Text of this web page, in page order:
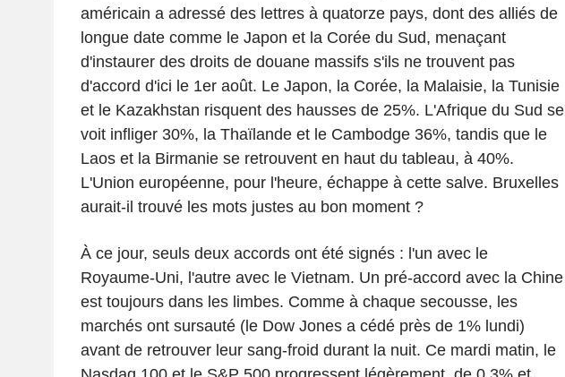
américain a adressé des lettres à quatorze pays, dont des alliés de
longue date comme le Japon et la Corée du Sud, menaçant
d'instaurer des droits de douane massifs s'ils ne trouvent pas
d'accord d'ici le 1er août. Le Japon, la Corée, la Malaisie, la Tunisie
et le Kazakhstan risquent des hausses de 25%. L'Afrique du Sud se
voit infliger 30%, la Thaïlande et le Cambodge 36%, tandis que le
Laos et la Birmanie se retrouvent en haut du tableau, à 40%.
L'Union européenne, pour l'heure, échappe à cette salve. Bruxelles
aurait-il trouvé les mots justes au bon moment ?
À ce jour, seuls deux accords ont été signés : l'un avec le
Royaume-Uni, l'autre avec le Vietnam. Un pré-accord avec la Chine
est toujours dans les limbes. Comme à chaque secousse, les
marchés ont sursauté (le Dow Jones a cédé près de 1% lundi)
avant de retrouver leur sang-froid durant la nuit. Ce mardi matin, le